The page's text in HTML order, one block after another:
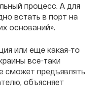
процесс. А для
встать в порт на
оснований».
или еще какая-то
все-таки
сможет предъявлять
объясняет